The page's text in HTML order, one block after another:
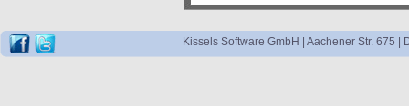
Kissels Software GmbH | Aachener Str. 675